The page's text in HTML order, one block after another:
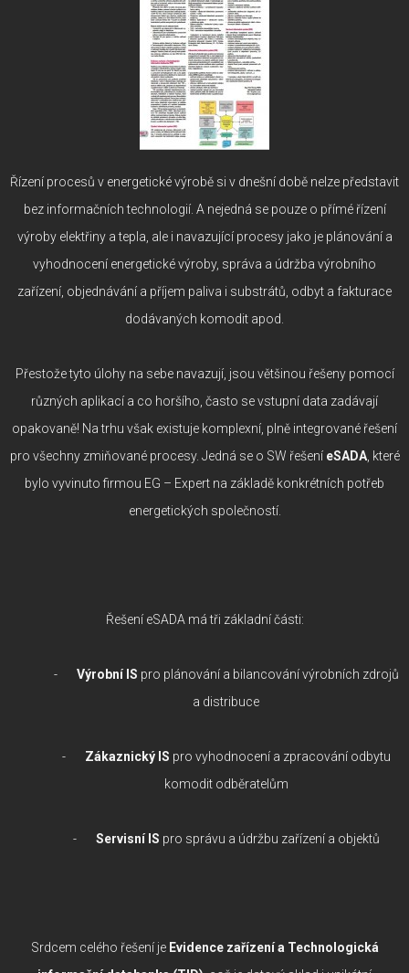
Řízení procesů v energetické výrobě si v dnešní době nelze představit
bez informačních technologií. A nejedná se pouze o přímé řízení
výroby elektřiny a tepla, ale i navazující procesy jako je plánování a
vyhodnocení energetické výroby, správa a údržba výrobního
zařízení, objednávání a příjem paliva i substrátů, odbyt a fakturace
dodávaných komodit apod.
Přestože tyto úlohy na sebe navazují, jsou většinou řešeny pomocí
různých aplikací a co horšího, často se vstupní data zadávají
opakovaně! Na trhu však existuje komplexní, plně integrované řešení
pro všechny zmiňované procesy. Jedná se o SW řešení eSADA, které
bylo vyvinuto firmou EG – Expert na základě konkrétních potřeb
energetických společností.
Řešení eSADA má tři základní části:
- Výrobní IS pro plánování a bilancování výrobních zdrojů
a distribuce
- Zákaznický IS pro vyhodnocení a zpracování odbytu
komodit odběratelům
- Servisní IS pro správu a údržbu zařízení a objektů
Srdcem celého řešení je Evidence zařízení a Technologická